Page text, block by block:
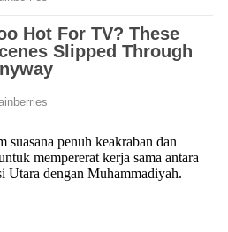
suasana penuh keakraban dan
mempererat kerja sama antara
Utara dengan Muhammadiyah.